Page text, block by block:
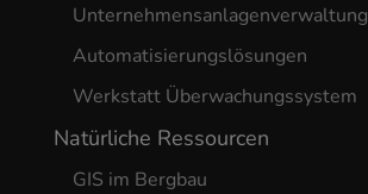
Unternehmensanlagenverwaltung
Automatisierungslösungen
Werkstatt Überwachungssystem
Natürliche Ressourcen
GIS im Bergbau